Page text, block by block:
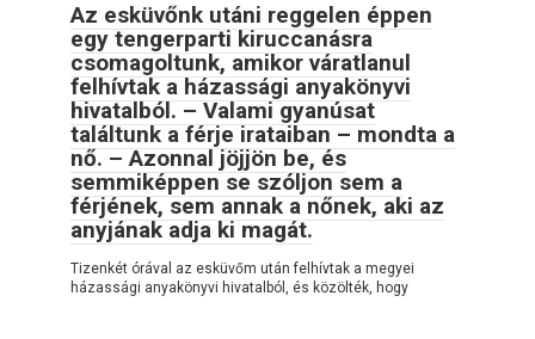
Az esküvőnk utáni reggelen éppen
egy tengerparti kiruccanásra
csomagoltunk, amikor váratlanul
felhívtak a házassági anyakönyvi
hivatalból. – Valami gyanúsat
találtunk a férje irataiban – mondta a
nő. – Azonnal jöjjön be, és
semmiképpen se szóljon sem a
férjének, sem annak a nőnek, aki az
anyjának adja ki magát.
Tizenkét órával az esküvőm után felhívtak a megyei
házassági anyakönyvi hivatalból, és közölték, hogy